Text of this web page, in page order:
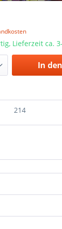
Lieferzeit ca.
In den
214